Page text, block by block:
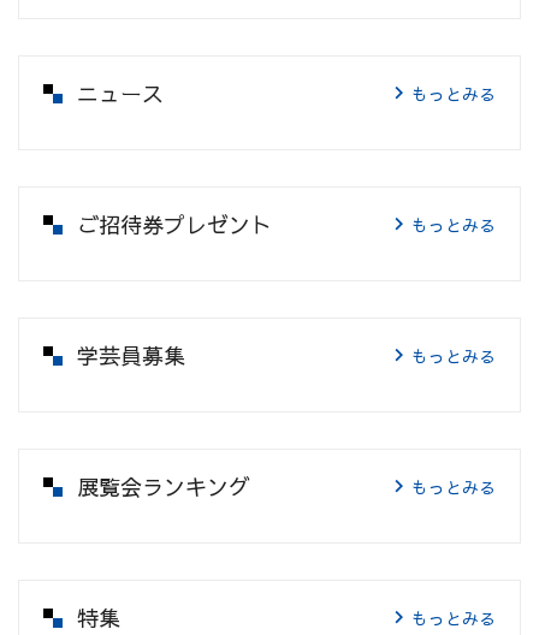
ニュース もっとみる
ご招待券プレゼント もっとみる
学芸員募集 もっとみる
展覧会ランキング もっとみる
特集 もっとみる